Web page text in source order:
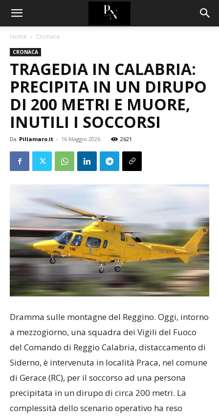
Home Cronaca
CRONACA
TRAGEDIA IN CALABRIA:
PRECIPITA IN UN DIRUPO
DI 200 METRI E MUORE,
INUTILI I SOCCORSI
Da Pillamaro.it - 16 Maggio 2026 2621
Dramma sulle montagne del Reggino. Oggi, intorno
a mezzogiorno, una squadra dei Vigili del Fuoco
del Comando di Reggio Calabria, distaccamento di
Siderno, è intervenuta in località Praca, nel comune
di Gerace (RC), per il soccorso ad una persona
precipitata in un dirupo di circa 200 metri. La
complessità dello scenario operativo ha reso